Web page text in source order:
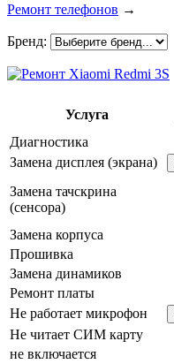
Ремонт телефонов →
Бренд:
Услуга
Диагностика
Замена дисплея (экрана)
Замена тачскрина
(сенсора)
Замена корпуса
Прошивка
Замена динамиков
Ремонт платы
Не работает микрофон
Не читает СИМ карту
не включается